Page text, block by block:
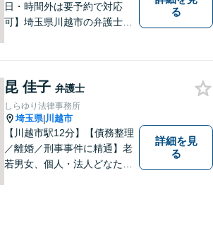
日・時間外は要予約で対応
可】埼玉県川越市の弁護士で
る
昆 佳子 弁護士
しらゆり法律事務所
埼玉県|川越市
【川越市駅12分】【債務整理
／離婚／刑事事件に精通】老
若男女、個人・法人どなたか
詳細を見
る